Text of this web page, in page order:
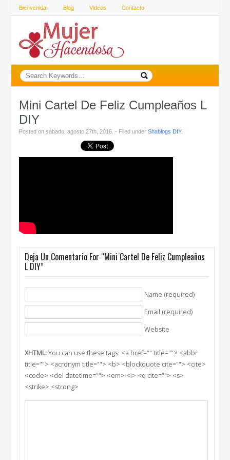
Bienvenida! Blog Videos Contacto
Mini Cartel De Feliz Cumpleaños L
DIY
Posted on sábado, agosto 27th, 2016. - Filed underShablogs DIY.
Deja Un Comentario For “Mini Cartel De Feliz Cumpleaños
L DIY”
Name (required)
Email (required)
Website
XHTML:You can use these tags: <a href="" title=""> <abbr
title=""> <acronym title=""> <b> <blockquote cite=""> <cite>
<code> <del datetime=""> <em> <i> <q cite=""> <s>
<strike> <strong>